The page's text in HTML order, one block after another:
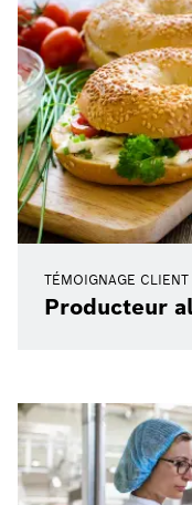
TÉMOIGNAGE CLIENT
Producteur